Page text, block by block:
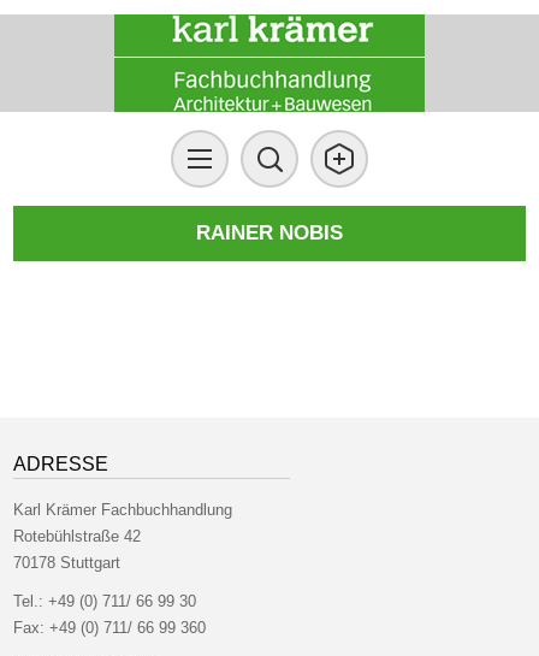
RAINER NOBIS
ADRESSE
Karl Krämer Fachbuchhandlung
Rotebühlstraße 42
70178 Stuttgart
Tel.:+49 (0) 711/ 66 99 30
Fax: +49 (0) 711/ 66 99 360